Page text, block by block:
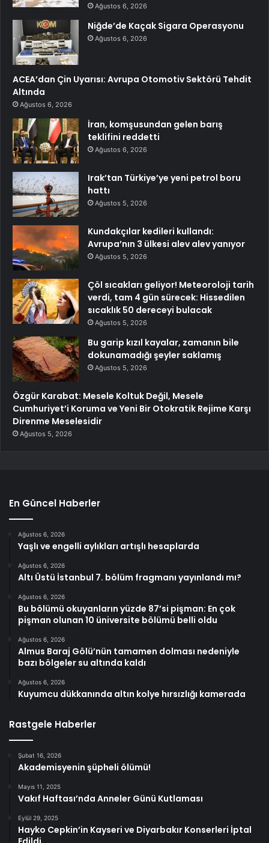
Ağustos 6, 2026
Niğde’de Kaçak Sigara Operasyonu
Ağustos 6, 2026
ACEA’dan Çin Uyarısı: Avrupa Otomotiv Sektörü Tehdit
Altında
Ağustos 6, 2026
İran, komşusundan gelen barış
teklifini reddetti
Ağustos 6, 2026
Irak’tan Türkiye’ye yeni petrol boru
hattı
Ağustos 5, 2026
Kundakçılar kedileri kullandı:
Avrupa’nın 3 ülkesi alev alev yanıyor
Ağustos 5, 2026
Çöl sıcakları geliyor! Meteoroloji tarih
verdi, tam 4 gün sürecek: Hissedilen
sıcaklık 50 dereceyi bulacak
Ağustos 5, 2026
Bu garip kızıl kayalar, zamanın bile
dokunamadığı şeyler saklamış
Ağustos 5, 2026
Özgür Karabat: Mesele Koltuk Değil, Mesele
Cumhuriyet’i Koruma ve Yeni Bir Otokratik Rejime Karşı
Direnme Meselesidir
Ağustos 5, 2026
En Güncel Haberler
Ağustos 6, 2026
Yaşlı ve engelli aylıkları artışlı hesaplarda
Ağustos 6, 2026
Altı Üstü İstanbul 7. bölüm fragmanı yayınlandı mı?
Ağustos 6, 2026
Bu bölümü okuyanların yüzde 87’si pişman: En çok
pişman olunan 10 üniversite bölümü belli oldu
Ağustos 6, 2026
Almus Baraj Gölü’nün tamamen dolması nedeniyle
bazı bölgeler su altında kaldı
Ağustos 6, 2026
Kuyumcu dükkanında altın kolye hırsızlığı kamerada
Rastgele Haberler
Şubat 16, 2026
Akademisyenin şüpheli ölümü!
Mayıs 11, 2025
Vakıf Haftası’nda Anneler Günü Kutlaması
Eylül 29, 2025
Hayko Cepkin’in Kayseri ve Diyarbakır Konserleri İptal